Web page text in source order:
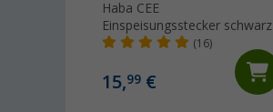
Haba CEE
Einspeisungsstecker schwarz
(16)
15,99 €